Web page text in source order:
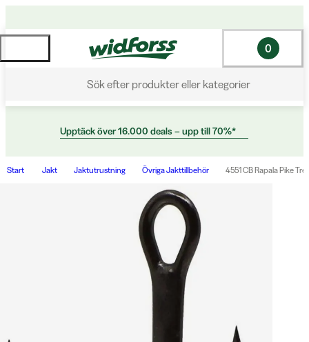
Sök efter produkter eller kategorier
0
Upptäck över 16.000 deals – upp till 70%*
Start Jakt Jaktutrustning Övriga Jakttillbehör 4551 CB Rapala Pike